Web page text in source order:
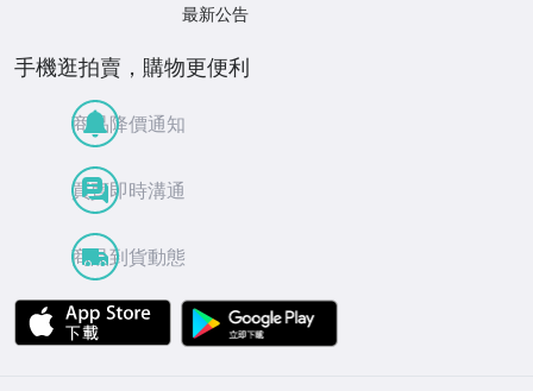
最新公告
手機逛拍賣，購物更便利
商品降價通知
買賣即時溝通
商品到貨動態
APP Store